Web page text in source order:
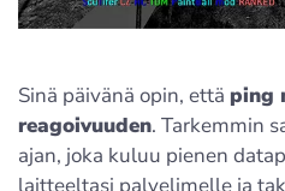
Sinä päivänä opin, että ping
reagoivuuden. Tarkemmin
ajan, joka kuluu pienen